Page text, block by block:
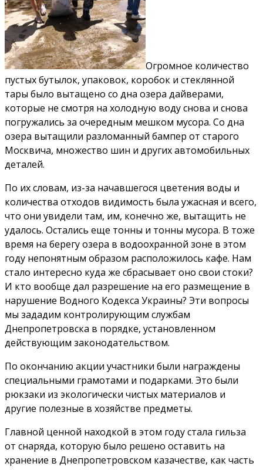
Огромное количество
пустых бутылок, упаковок, коробок и стеклянной
тары было вытащено со дна озера дайверами,
которые не смотря на холодную воду снова и снова
погружались за очередным мешком мусора. Со дна
озера вытащили разломанный бампер от старого
Москвича, множество шин и других автомобильных
деталей.
По их словам, из-за начавшегося цветения воды и
количества отходов видимость была ужасная и всего,
что они увидели там, им, конечно же, вытащить не
удалось. Остались еще тонны и тонны мусора. В тоже
время на берегу озера в водоохранной зоне в этом
году непонятным образом расположилось кафе. Нам
стало интересно куда же сбрасывает оно свои стоки?
И кто вообще дал разрешение на его размещение в
нарушение Водного Кодекса Украины? Эти вопросы
мы зададим контролирующим службам
Днепропетровска в порядке, установленном
действующим законодательством.
По окончанию акции участники были награждены
специальными грамотами и подарками. Это были
рюкзаки из экологически чистых материалов и
другие полезные в хозяйстве предметы.
Главной ценной находкой в этом году стала гильза
от снаряда, которую было решено оставить на
хранение в Днепропетровском казачестве, как часть